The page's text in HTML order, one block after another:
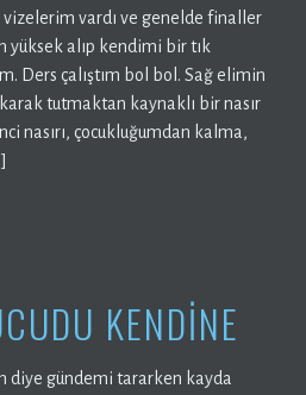
vizelerim vardı ve genelde finaller
yüksek alıp kendimi bir tık
Ders çalıştım bol bol. Sağ elimin
tutmaktan kaynaklı bir nasır
nasırı, çocukluğumdan kalma,
KENDİNE
diye gündemi tararken kayda